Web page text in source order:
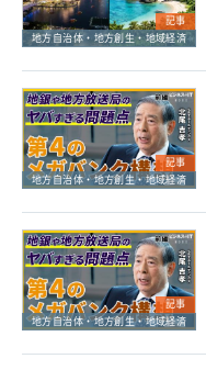
記事
地方自治体・地方創生・地域経済
記事
地方自治体・地方創生・地域経済
記事
地方自治体・地方創生・地域経済